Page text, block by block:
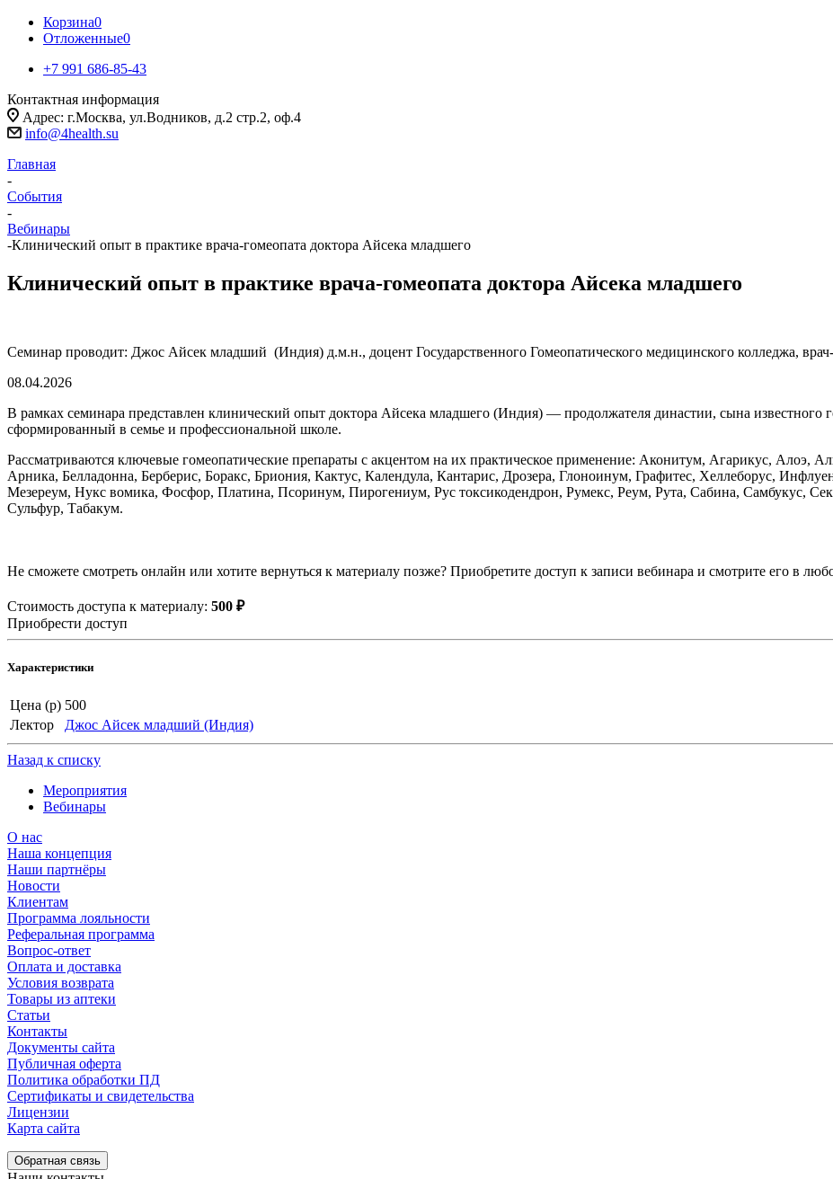
Корзина0
Отложенные0
+7 991 686-85-43
Контактная информация
Адрес: г.Москва, ул.Водников, д.2 стр.2, оф.4
info@4health.su
Главная
-
События
-
Вебинары
-Клинический опыт в практике врача-гомеопата доктора Айсека младшего
Клинический опыт в практике врача-гомеопата доктора Айсека младшего
Семинар проводит: Джос Айсек младший (Индия) д.м.н., доцент Государственного Гомеопатического медицинского колледжа,
08.04.2026
В рамках семинара представлен клинический опыт доктора Айсека младшего (Индия) — продолжателя династии, сына известного
сформированный в семье и профессиональной школе.
Рассматриваются ключевые гомеопатические препараты с акцентом на их практическое применение: Аконитум, Агарикус,
Арника, Белладонна, Берберис, Боракс, Бриония, Кактус, Календула, Кантарис, Дрозера, Глоноинум, Графитес, Хеллеборус,
Мезереум, Нукс вомика, Фосфор, Платина, Псоринум, Пирогениум, Рус токсикодендрон, Румекс, Реум, Рута, Сабина, Самбукус,
Сульфур, Табакум.
Не сможете смотреть онлайн или хотите вернуться к материалу позже? Приобретите доступ к записи вебинара и смотрите его в
Стоимость доступа к материалу: 500 ₽
Приобрести доступ
Характеристики
Цена (р) 500
Лектор
Джос Айсек младший (Индия)
Назад к списку
Мероприятия
Вебинары
О нас
Наша концепция
Наши партнёры
Новости
Клиентам
Программа лояльности
Реферальная программа
Вопрос-ответ
Оплата и доставка
Условия возврата
Товары из аптеки
Статьи
Контакты
Документы сайта
Публичная оферта
Политика обработки ПД
Сертификаты и свидетельства
Лицензии
Карта сайта
Обратная связь